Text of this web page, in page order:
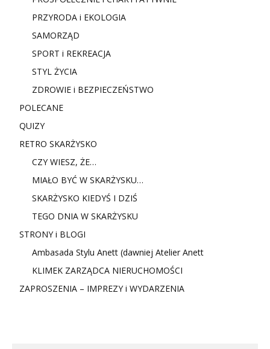
PRZYRODA i EKOLOGIA
SAMORZĄD
SPORT i REKREACJA
STYL ŻYCIA
ZDROWIE i BEZPIECZEŃSTWO
POLECANE
QUIZY
RETRO SKARŻYSKO
CZY WIESZ, ŻE…
MIAŁO BYĆ W SKARŻYSKU…
SKARŻYSKO KIEDYŚ I DZIŚ
TEGO DNIA W SKARŻYSKU
STRONY i BLOGI
Ambasada Stylu Anett (dawniej Atelier Anett
KLIMEK ZARZĄDCA NIERUCHOMOŚCI
ZAPROSZENIA – IMPREZY i WYDARZENIA